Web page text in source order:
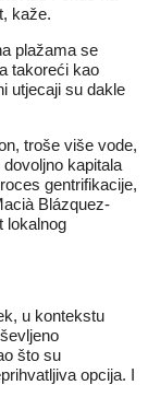
kaže.
plažama se
takoreći kao
utjecaji su dakle
troše više vode,
kapitala
gentrifikacije,
Blázquez-
lokalnog
u kontekstu
što su
opcija. I